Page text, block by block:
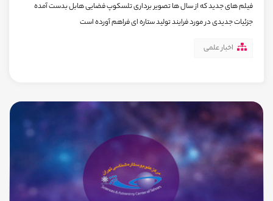
فیلم های جدید که از سال ها تصویر برداری تلسکوپ فضایی هابل بدست آمده
جزئیات جدیدی در مورد فرایند تولید ستاره ای فراهم آورده است
اخبار علمی